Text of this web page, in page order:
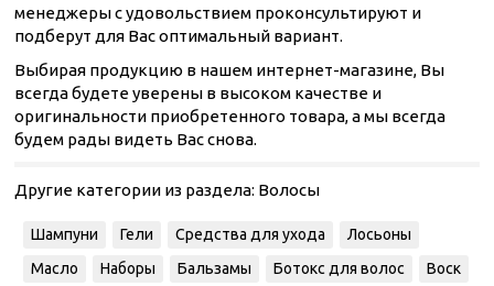
менеджеры с удовольствием проконсультируют и
подберут для Вас оптимальный вариант.
Выбирая продукцию в нашем интернет-магазине, Вы
всегда будете уверены в высоком качестве и
оригинальности приобретенного товара, а мы всегда
будем рады видеть Вас снова.
Другие категории из раздела: Волосы
Шампуни Гели Средства для ухода
Лосьоны
Масло
Наборы Бальзамы Ботокс для волос
Воск